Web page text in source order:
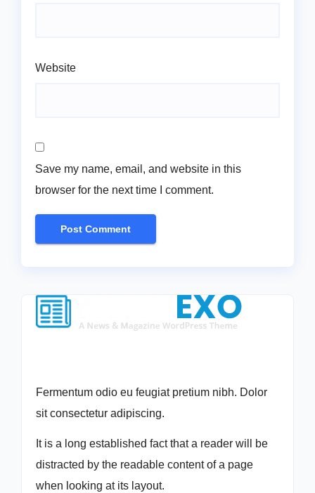
Website
Save my name, email, and website in this
browser for the next time I comment.
Fermentum odio eu feugiat pretium nibh. Dolor
sit consectetur adipiscing.
It is a long established fact that a reader will be
distracted by the readable content of a page
when looking at its layout.